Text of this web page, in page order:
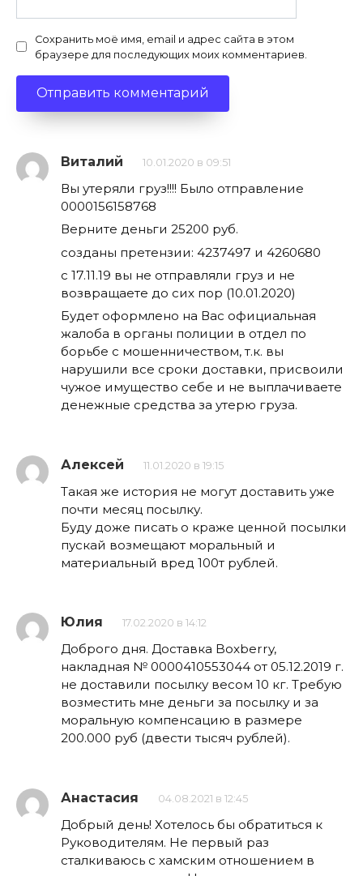
Сохранить моё имя, email и адрес сайта в этом
браузере для последующих моих комментариев.
Виталий 10.01.2020 в 09:51
Вы утеряли груз!!!! Было отправление
0000156158768
Верните деньги 25200 руб.
созданы претензии: 4237497 и 4260680
с 17.11.19 вы не отправляли груз и не
возвращаете до сих пор (10.01.2020)
Будет оформлено на Вас официальная
жалоба в органы полиции в отдел по
борьбе с мошенничеством, т.к. вы
нарушили все сроки доставки, присвоили
чужое имущество себе и не выплачиваете
денежные средства за утерю груза.
Алексей 11.01.2020 в 19:15
Такая же история не могут доставить уже
почти месяц посылку.
Буду доже писать о краже ценной посылки
пускай возмещают моральный и
материальный вред 100т рублей.
Юлия 17.02.2020 в 14:12
Доброго дня. Доставка Boxberry,
накладная № 0000410553044 от 05.12.2019 г.
не доставили посылку весом 10 кг. Требую
возместить мне деньги за посылку и за
моральную компенсацию в размере
200.000 руб (двести тысяч рублей).
Анастасия 04.08.2021 в 12:45
Добрый день! Хотелось бы обратиться к
Руководителям. Не первый раз
сталкиваюсь с хамским отношением в